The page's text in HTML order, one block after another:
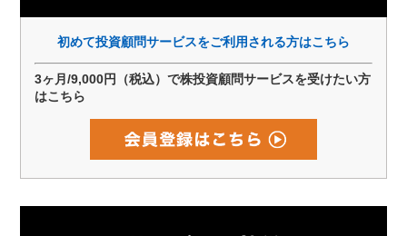
初めて投資顧問サービスをご利用される方はこちら
3ヶ月/9,000円（税込）で株投資顧問サービスを受けたい方
はこちら